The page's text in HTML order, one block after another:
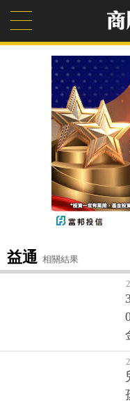
益通 相關結果